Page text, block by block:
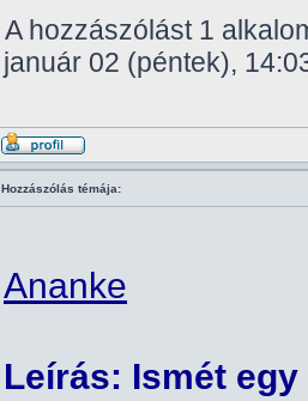
A hozzászólást 1
január 02 (péntek),
Hozzászólás témája:
Ananke
Leírás: Ismét